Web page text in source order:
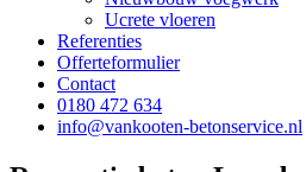
Ucrete vloeren
Referenties
Offerteformulier
Contact
0180 472 634
info@vankooten-betonservice.nl